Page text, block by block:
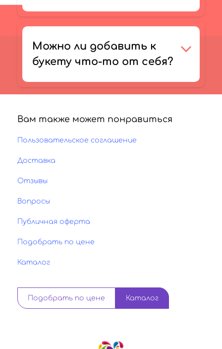
Можно ли добавить к
букету что-то от себя?
Вам также может понравиться
Пользовательское соглашение
Доставка
Отзывы
Вопросы
Публичная оферта
Подобрать по цене
Каталог
Подобрать по цене Каталог